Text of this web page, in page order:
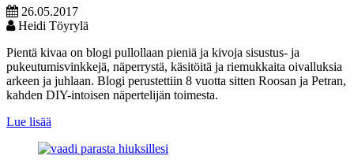
26.05.2017
Heidi Töyrylä
Pientä kivaa on blogi pullollaan pieniä ja kivoja sisustus- ja
pukeutumisvinkkejä, näperrystä, käsitöitä ja riemukkaita oivalluksia
arkeen ja juhlaan. Blogi perustettiin 8 vuotta sitten Roosan ja Petran,
kahden DIY-intoisen näpertelijän toimesta.
Lue lisää